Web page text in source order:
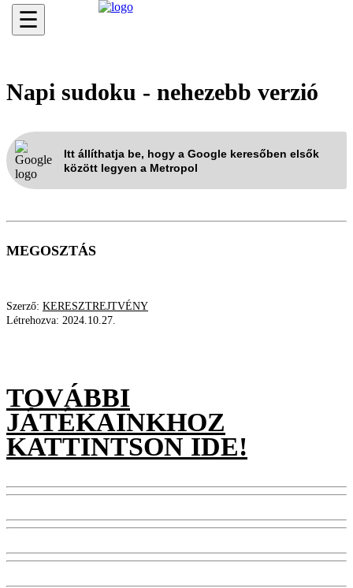
☰
Napi sudoku - nehezebb verzió
Itt állíthatja be, hogy a Google keresőben elsők
között legyen a Metropol
MEGOSZTÁS
Szerző: KERESZTREJTVÉNY
Létrehozva: 2024.10.27.
TOVÁBBI
JÁTÉKAINKHOZ
KATTINTSON IDE!